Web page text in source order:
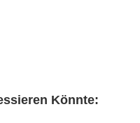
Könnte: